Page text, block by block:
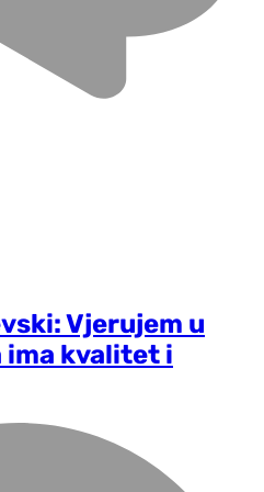
Vjerujem u
ima kvalitet i